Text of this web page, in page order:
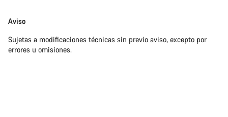
Aviso
Sujetas a modificaciones técnicas sin previo aviso, excepto por
errores u omisiones.